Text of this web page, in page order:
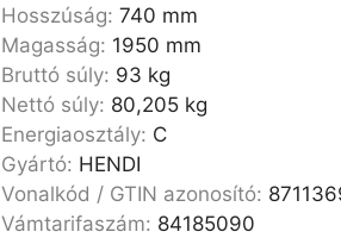
Hosszúság:740 mm
Magasság: 1950 mm
Bruttó súly: 93 kg
Nettó súly: 80,205 kg
Energiaosztály: C
Gyártó: HENDI
Vonalkód / GTIN azonosító:
Vámtarifaszám: 84185090